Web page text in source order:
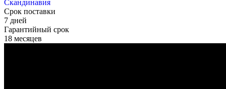
Скандинавия
Срок поставки
7 дней
Гарантийный срок
18 месяцев